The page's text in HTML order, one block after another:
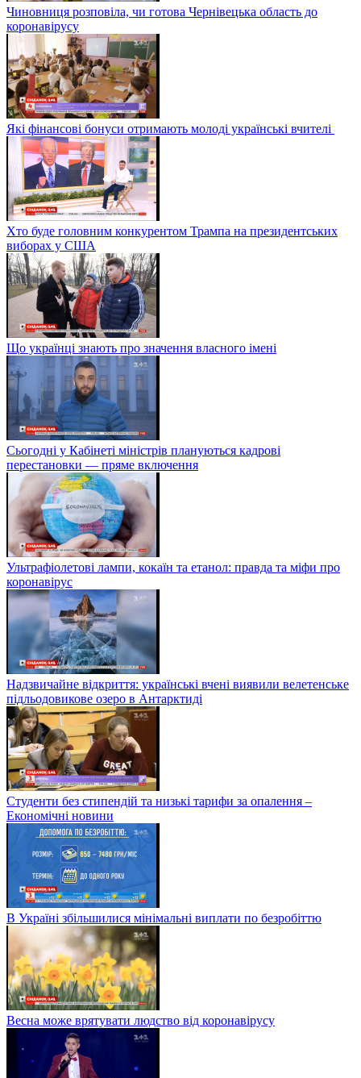
Чиновниця розповіла, чи готова Чернівецька область до
коронавірусу
Які фінансові бонуси отримають молоді українські вчителі
Хто буде головним конкурентом Трампа на президентських
виборах у США
Що українці знають про значення власного імені
Сьогодні у Кабінеті міністрів плануються кадрові
перестановки — пряме включення
Ультрафіолетові лампи, кокаїн та етанол: правда та міфи про
коронавірус
Надзвичайне відкриття: українські вчені виявили велетенське
підльодовикове озеро в Антарктиді
Студенти без стипендій та низькі тарифи за опалення –
Економічні новини
В Україні збільшилися мінімальні виплати по безробіттю
Весна може врятувати людство від коронавірусу